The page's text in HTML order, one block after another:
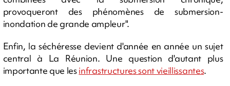
provoqueront des phénomènes de submersion-
inondation de grande ampleur".
Enfin, la séchéresse devient d'année en année un sujet
central à La Réunion. Une question d'autant plus
importante que lesinfrastructures sont vieillissantes.